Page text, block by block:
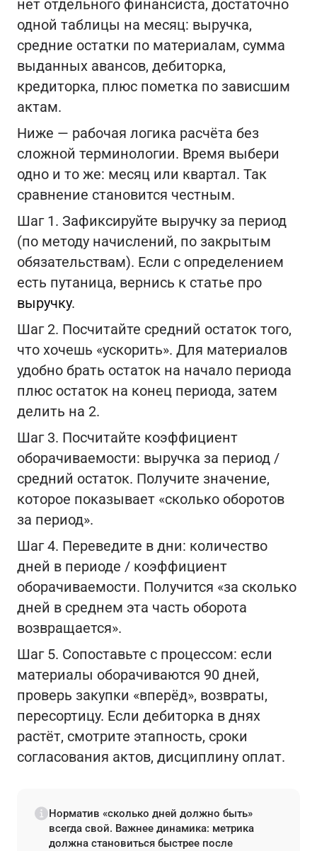
нет отдельного финансиста, достаточно
одной таблицы на месяц: выручка,
средние остатки по материалам, сумма
выданных авансов, дебиторка,
кредиторка, плюс пометка по зависшим
актам.
Ниже — рабочая логика расчёта без
сложной терминологии. Время выбери
одно и то же: месяц или квартал. Так
сравнение становится честным.
Шаг 1. Зафиксируйте выручку за период
(по методу начислений, по закрытым
обязательствам). Если с определением
есть путаница, вернись к статье про
выручку.
Шаг 2. Посчитайте средний остаток того,
что хочешь «ускорить». Для материалов
удобно брать остаток на начало периода
плюс остаток на конец периода, затем
делить на 2.
Шаг 3. Посчитайте коэффициент
оборачиваемости: выручка за период /
средний остаток. Получите значение,
которое показывает «сколько оборотов
за период».
Шаг 4. Переведите в дни: количество
дней в периоде / коэффициент
оборачиваемости. Получится «за сколько
дней в среднем эта часть оборота
возвращается».
Шаг 5. Сопоставьте с процессом: если
материалы оборачиваются 90 дней,
проверь закупки «вперёд», возвраты,
пересортицу. Если дебиторка в днях
растёт, смотрите этапность, сроки
согласования актов, дисциплину оплат.
Норматив «сколько дней должно быть»
всегда свой. Важнее динамика: метрика
должна становиться быстрее после